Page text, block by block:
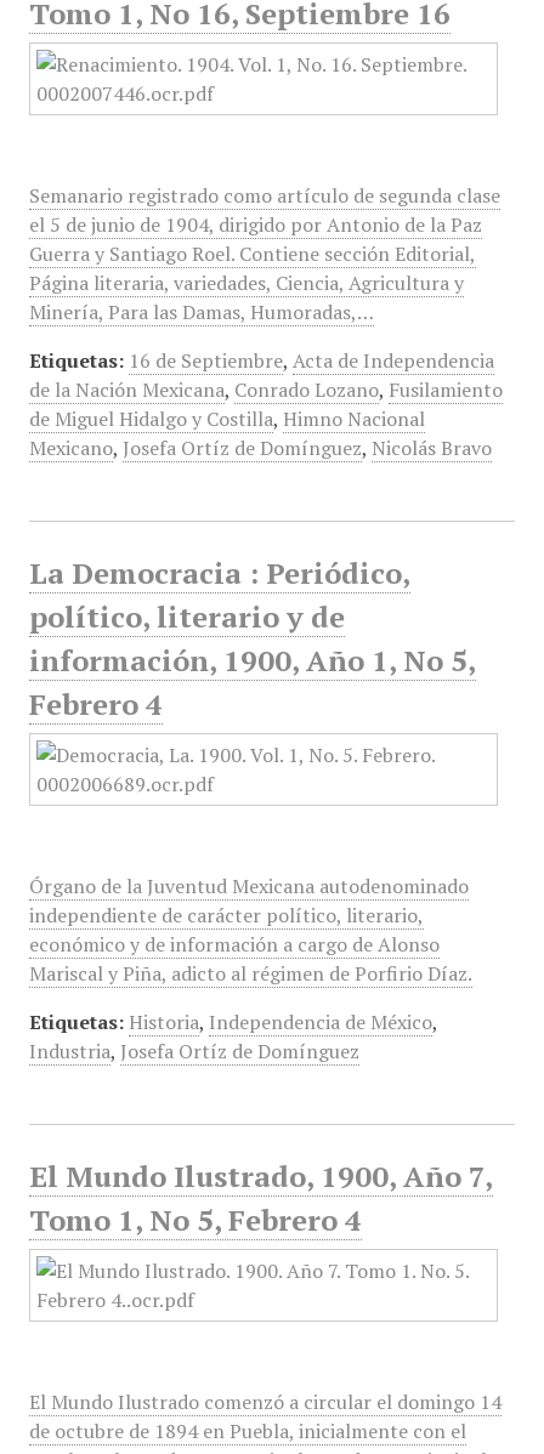
Tomo 1, No 16, Septiembre 16
Semanario registrado como artículo de segunda clase
el 5 de junio de 1904, dirigido por Antonio de la Paz
Guerra y Santiago Roel. Contiene sección Editorial,
Página literaria, variedades, Ciencia, Agricultura y
Minería, Para las Damas, Humoradas,…
Etiquetas: 16 de Septiembre, Acta de Independencia
de la Nación Mexicana, Conrado Lozano, Fusilamiento
de Miguel Hidalgo y Costilla, Himno Nacional
Mexicano, Josefa Ortíz de Domínguez, Nicolás Bravo
La Democracia : Periódico,
político, literario y de
información, 1900, Año 1, No 5,
Febrero 4
Órgano de la Juventud Mexicana autodenominado
independiente de carácter político, literario,
económico y de información a cargo de Alonso
Mariscal y Piña, adicto al régimen de Porfirio Díaz.
Etiquetas: Historia, Independencia de México,
Industria, Josefa Ortíz de Domínguez
El Mundo Ilustrado, 1900, Año 7,
Tomo 1, No 5, Febrero 4
El Mundo Ilustrado comenzó a circular el domingo 14
de octubre de 1894 en Puebla, inicialmente con el